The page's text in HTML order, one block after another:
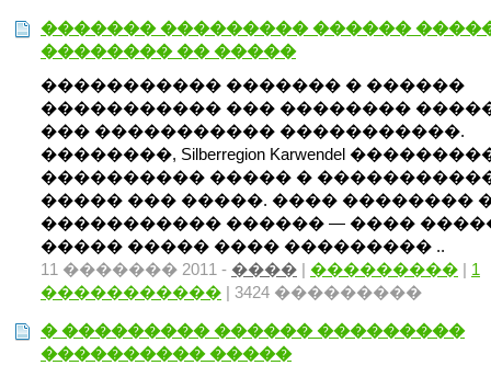
������� ��������� ������
�������� �� �����
����������� ������� � ������
����������� ��� ��������
��� ����������� �����������.
��������, Silberregion Karwendel
���������� ����� �
����� ��� �����. ���� ��������
����������� ������ — ����
����� ����� ���� ��������� ..
11 ������� 2011 - ���� | ��������� | 1
����������� | 3424 ���������
� ��������� ������ ���������
���������� �����